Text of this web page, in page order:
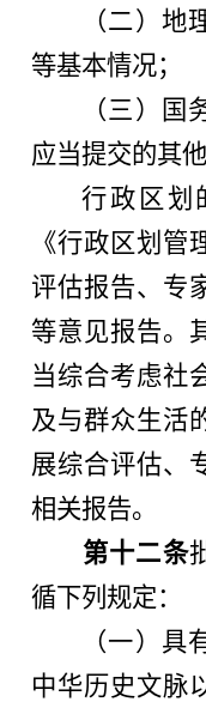
（二）地
等基本情况；
（三）国
应当提交的其他
行政区划
《行政区划
评估报告、专
等意见报告。
当综合考虑社
及与群众生活
展综合评估、
相关报告。
第十二条
循下列规定：
（一）具
中华历史文脉